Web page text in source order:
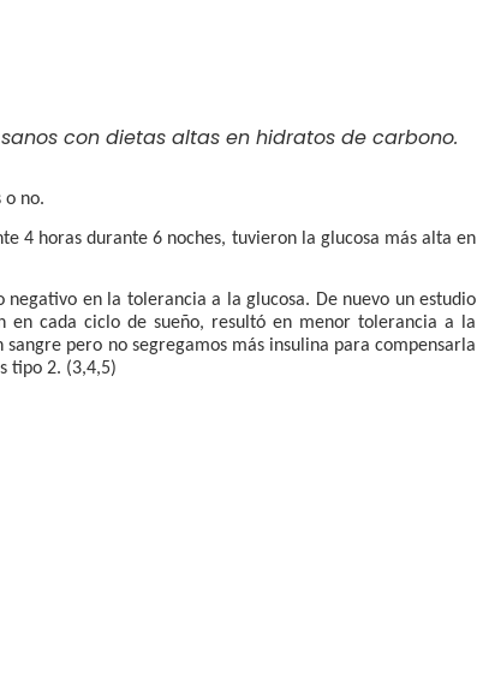
con dietas altas en hidratos de carbono.
o no.
4 horas durante 6 noches, tuvieron la glucosa más alta en
en la tolerancia a la glucosa. De nuevo un estudio
en cada ciclo de sueño, resultó en menor tolerancia a la
pero no segregamos más insulina para compensarla
tipo 2. (3,4,5)